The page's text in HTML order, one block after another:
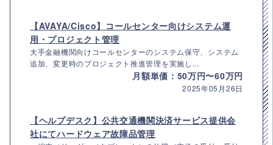
【AVAYA/Cisco】コールセンター向けシステム運
用・プロジェクト管理
大手金融機関向けコールセンターのシステム保守、システム
追加、変更時のプロジェクト推進管理を実施し...
月額単価：50万円〜60万円
2025年05月26日
【ヘルプデスク】公共交通機関決済サービス提供会
社にてハードウェア故障品管理